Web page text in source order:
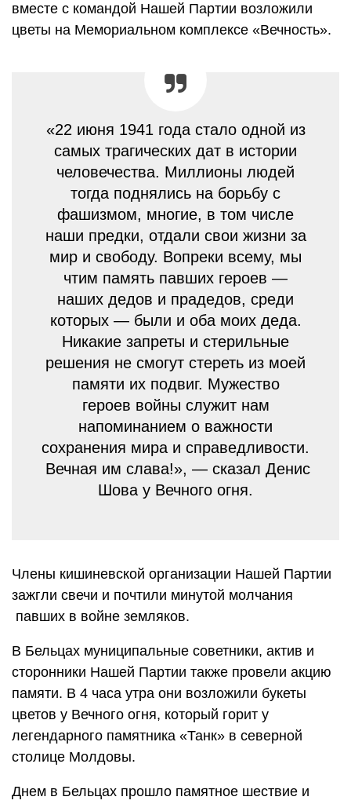
вместе с командой Нашей Партии возложили
цветы на Мемориальном комплексе «Вечность».
«22 июня 1941 года стало одной из
самых трагических дат в истории
человечества. Миллионы людей
тогда поднялись на борьбу с
фашизмом, многие, в том числе
наши предки, отдали свои жизни за
мир и свободу. Вопреки всему, мы
чтим память павших героев —
наших дедов и прадедов, среди
которых — были и оба моих деда.
Никакие запреты и стерильные
решения не смогут стереть из моей
памяти их подвиг. Мужество
героев войны служит нам
напоминанием о важности
сохранения мира и справедливости.
Вечная им слава!», — сказал Денис
Шова у Вечного огня.
Члены кишиневской организации Нашей Партии
зажгли свечи и почтили минутой молчания
павших в войне земляков.
В Бельцах муниципальные советники, актив и
сторонники Нашей Партии также провели акцию
памяти. В 4 часа утра они возложили букеты
цветов у Вечного огня, который горит у
легендарного памятника «Танк» в северной
столице Молдовы.
Днем в Бельцах прошло памятное шествие и